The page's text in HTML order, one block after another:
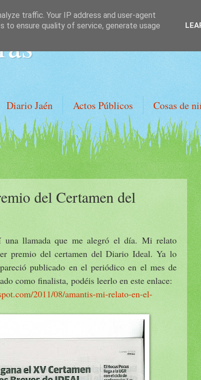
Diario Jaén Actos Públicos Cosas de
del Certamen del
llamada que me alegró el día. Mi relato
premio del certamen del Diario Ideal. Ya lo
publicado en el periódico en el mes de
como finalista, podéis leerlo en este enlace:
2011/08/amantis-mi-relato-en-el-
traffic. Your IP address and user-agent
to ensure quality of service, generate usage